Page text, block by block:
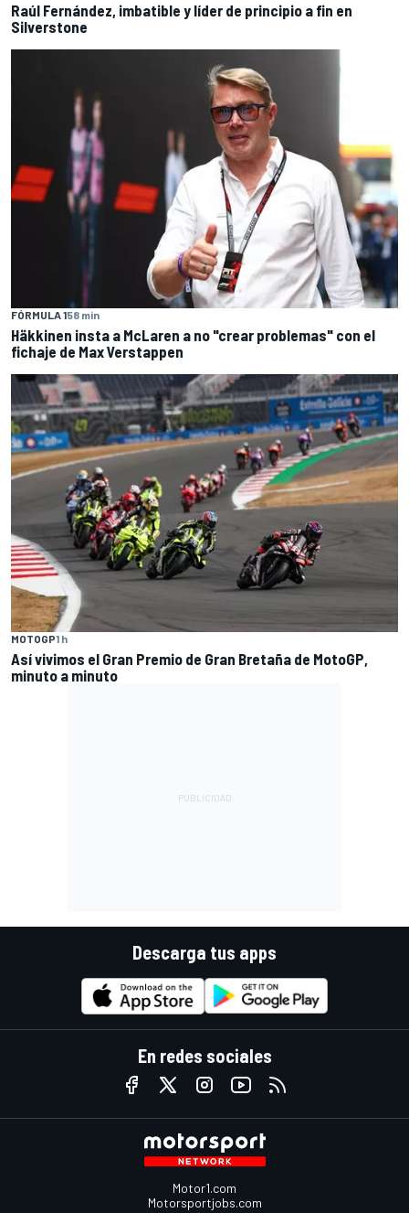
Raúl Fernández, imbatible y líder de principio a fin en
Silverstone
FÓRMULA 158 min
Häkkinen insta a McLaren a no "crear problemas" con el
fichaje de Max Verstappen
MOTOGP1 h
Así vivimos el Gran Premio de Gran Bretaña de MotoGP,
minuto a minuto
Descarga tus apps
En redes sociales
Motor1.com
Motorsportjobs.com